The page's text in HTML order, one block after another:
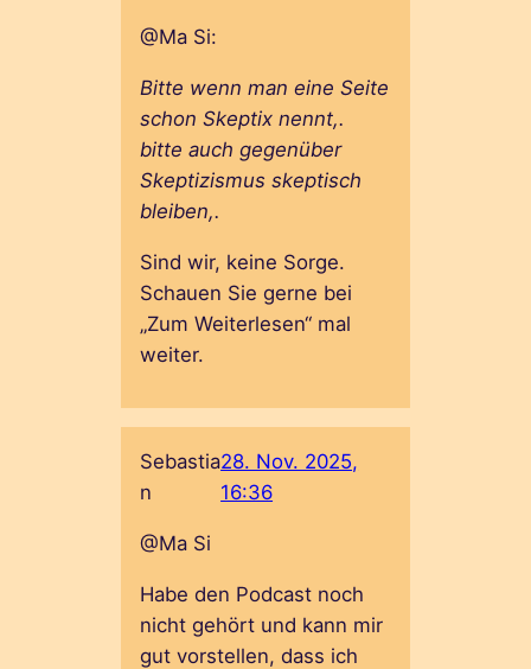
@Ma Si:
Bitte wenn man eine Seite
schon Skeptix nennt,.
bitte auch gegenüber
Skeptizismus skeptisch
bleiben,.
Sind wir, keine Sorge.
Schauen Sie gerne bei
„Zum Weiterlesen“ mal
weiter.
Sebastia
n
28. Nov. 2025,
16:36
@Ma Si
Habe den Podcast noch
nicht gehört und kann mir
gut vorstellen, dass ich